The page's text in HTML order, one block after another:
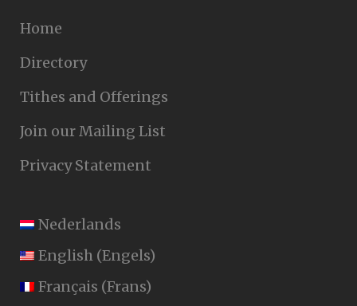
Home
Directory
Tithes and Offerings
Join our Mailing List
Privacy Statement
Nederlands
English (Engels)
Français (Frans)